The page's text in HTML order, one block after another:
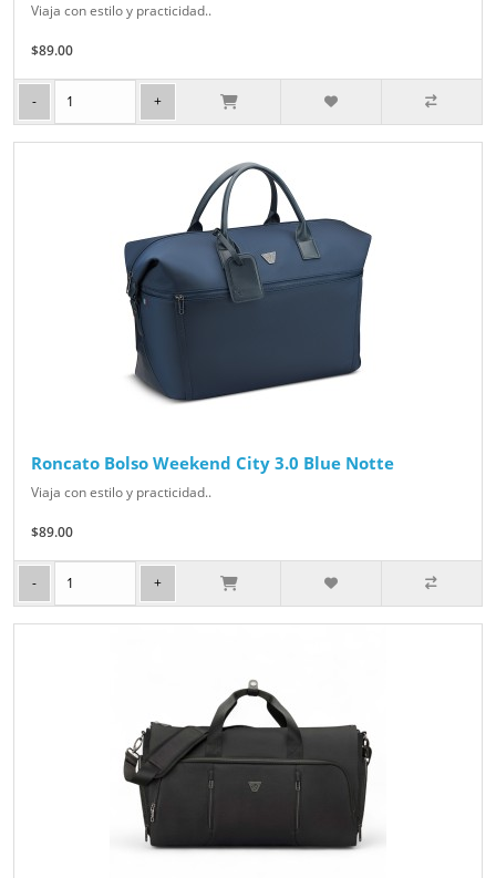
Viaja con estilo y practicidad..
$89.00
Roncato Bolso Weekend City 3.0 Blue Notte
Viaja con estilo y practicidad..
$89.00